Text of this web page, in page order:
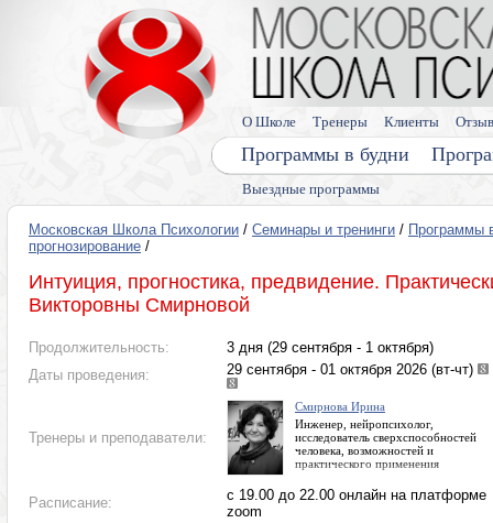
Выездные программы
Программы в будни
О Школе Тренеры Клиенты
Московская Школа Психологии / Семинары и тренинги / Программы
прогнозирование /
Интуиция, прогностика, предвидение.
Викторовны Смирновой
Продолжительность:
3 дня (29 сентября - 1 октября)
Даты проведения:
29 сентября - 01 октября 2026 (вт-чт)
Тренеры и преподаватели:
Смирнова Ирина
Инженер, нейропсихолог,
исследователь сверхспособностей
человека, возможностей и
практического применения
проскопии
Расписание:
с 19.00 до 22.00 онлайн на платформе
zoom